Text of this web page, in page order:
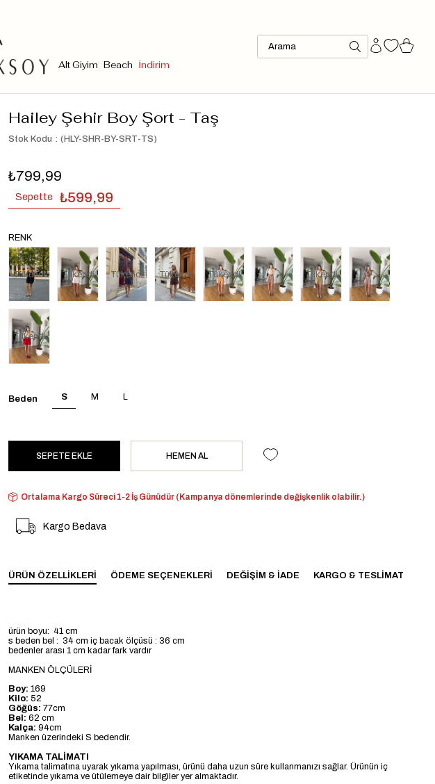
Alt Giyim Beach İndirim
Hailey Şehir Boy Şort - Taş
Stok Kodu (HLY-SHR-BY-SRT-TS)
₺799,99
Sepette ₺599,99
RENK
Tükendi Tükendi Tükendi Tükendi Tükendi Tükendi
Tükendi
Beden S M L
Ortalama Kargo Süreci 1-2 İş Günüdür (Kampanya dönemlerinde değişkenlik olabilir.)
Kargo Bedava
ÜRÜN ÖZELLIKLERI ÖDEME SEÇENEKLERI DEĞIŞIM & İADE KARGO & TESLIMAT
ürün boyu: 41 cm
s beden bel : 34 cm iç bacak ölçüsü : 36 cm
bedenler arası 1 cm kadar fark vardır
MANKEN ÖLÇÜLERİ
Boy: 169
Kilo: 52
Göğüs: 77cm
Bel: 62 cm
Kalça: 94cm
Manken üzerindeki S bedendir.
YIKAMA TALİMATI
Yıkama talimatına uyarak yıkama yapılması, ürünü daha uzun süre kullanmanızı sağlar. Ürünün iç
etiketinde yıkama ve ütülemeye dair bilgiler yer almaktadır.